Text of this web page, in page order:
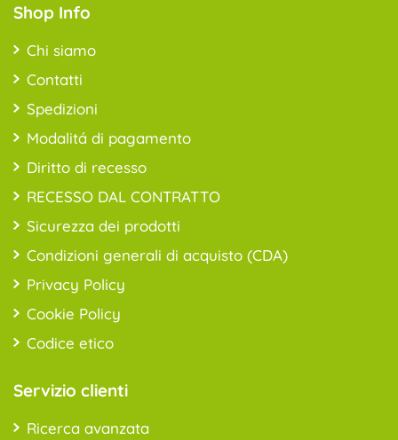
Shop Info
Chi siamo
Contatti
Spedizioni
Modalitá di pagamento
Diritto di recesso
RECESSO DAL CONTRATTO
Sicurezza dei prodotti
Condizioni generali di acquisto (CDA)
Privacy Policy
Cookie Policy
Codice etico
Servizio clienti
Ricerca avanzata